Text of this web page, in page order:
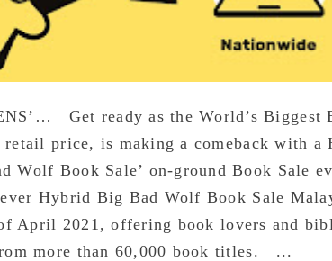
Get ready as the World’s Biggest
retail price, is making a comeback with a
Wolf Book Sale’ on-ground Book Sale
Hybrid Big Bad Wolf Book Sale
April 2021, offering book lovers and
more than 60,000 book titles. ...